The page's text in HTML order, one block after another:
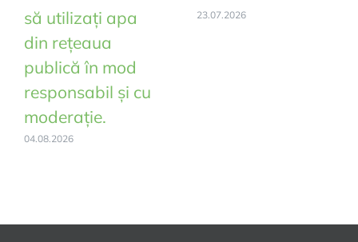
să utilizați apa
din rețeaua
publică în mod
responsabil și cu
moderație.
04.08.2026
23.07.2026